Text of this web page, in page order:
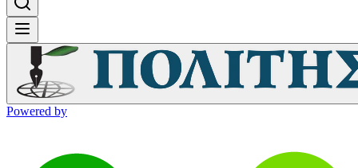
Powered by